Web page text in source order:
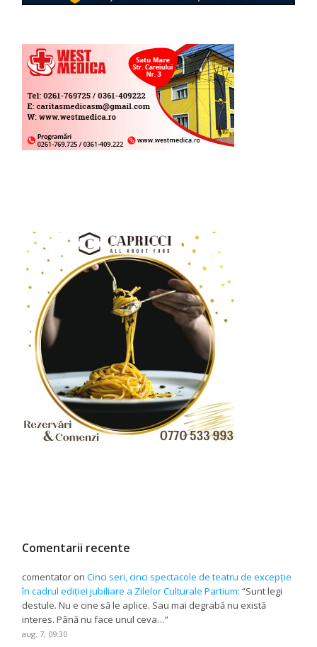
Comentarii recente
comentator onCinci seri, cinci spectacole de teatru de excepție
în cadrul ediției jubiliare a Zilelor Culturale Partium: “Sunt legi
destule. Nu e cine să le aplice. Sau mai degrabă nu există
interes. Până nu face unul ceva…”
aug. 7, 09:30